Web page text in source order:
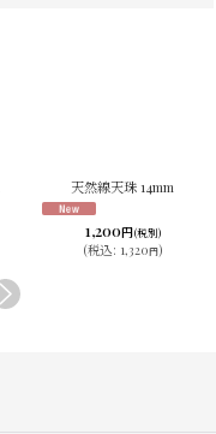
天然線天珠 14mm
1,200円(税別)
(税込: 1,320円)